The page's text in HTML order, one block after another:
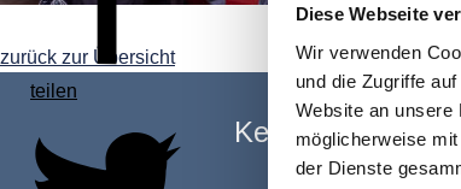
Diese Webseite
Wir verwenden
und die Zugriffe
Website an unsere
möglicherweise
der Dienste
teilen
zurück zur Übersicht
Keine